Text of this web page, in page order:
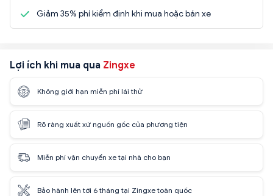
Giảm 35% phí kiểm định khi mua hoặc bán xe
Lợi ích khi mua qua Zingxe
Không giới hạn miễn phí lái thử
Rõ ràng xuất xứ nguồn gốc của phương tiện
Miễn phí vận chuyển xe tại nhà cho bạn
Bảo hành lên tới 6 tháng tại Zingxe toàn quốc